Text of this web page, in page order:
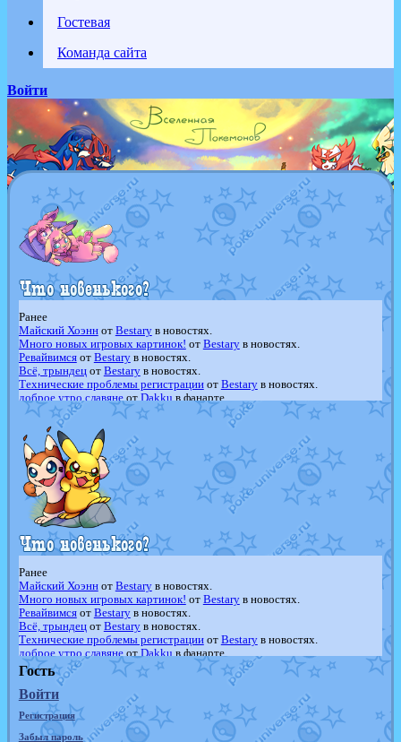
Гостевая
Команда сайта
Войти
Ранее
Майский Хоэннот Bestaryв новостях.
Много новых игровых картинок! от Bestaryв новостях.
Ревайвимсяот Bestaryв новостях.
Всё, трындецот Bestaryв новостях.
Технические проблемы регистрацииот Bestaryв новостях.
доброе утро славянеот Dakku в фанарте.
Йолда и Мимикью отMavisNyanCatв фанарте.
Недовольный котомангуст
в фанарте.
The Dark Wishmaker
отRandomon
шадоу спиритомб
отilovearceus
в фанарте.
траббишотilovearceusв фанарте.
Raging BoltотGraceDaFox
в фанарте.
Shadow mismagiusотJOK_julia
в фанарте.
художникотvicavicaв фанарте.
Ранее
Майский Хоэннот Bestaryв новостях.
Много новых игровых картинок! от Bestaryв новостях.
Ревайвимсяот Bestaryв новостях.
Всё, трындецот Bestaryв новостях.
Технические проблемы регистрацииот Bestaryв новостях.
доброе утро славянеот Dakku в фанарте.
Йолда и МимикьюотMavisNyanCatв фанарте.
Недовольный котомангуст
в фанарте.
The Dark Wishmaker
отRandomon
шадоу спиритомб
отilovearceus
в фанарте.
траббишотilovearceusв фанарте.
Raging BoltотGraceDaFox
Гость
Войти
Регистрация
Забыл пароль